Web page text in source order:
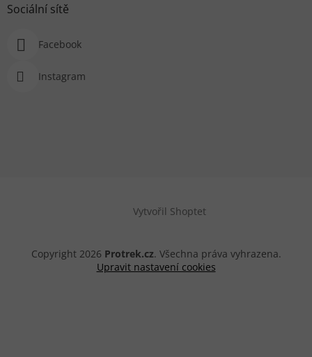
Sociální sítě
Facebook
Instagram
Vytvořil Shoptet
Copyright 2026 Protrek.cz. Všechna práva vyhrazena.
Upravit nastavení cookies